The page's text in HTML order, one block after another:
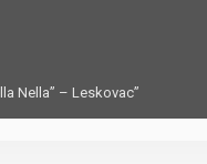
Nella” – Leskovac”